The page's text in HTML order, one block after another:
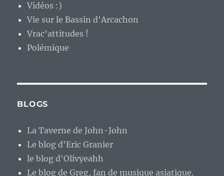
Vidéos :)
Vie sur le Bassin d'Arcachon
Vrac'attitudes !
Polémique
BLOGS
La Taverne de John-John
Le blog d'Eric Granier
le blog d'Olivyeahh
Le blog de Greg, fan de musique asiatique.